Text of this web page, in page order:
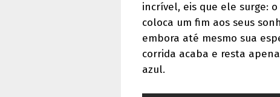
incrível, eis que ele surge:
coloca um fim aos seus
embora até mesmo sua
corrida acaba e resta
azul.